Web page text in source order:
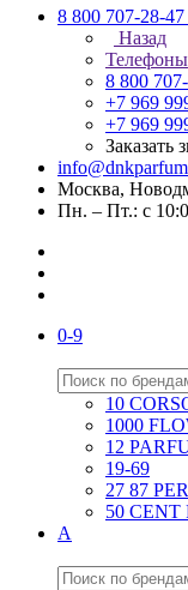
8 800 707-28-47
Назад
Телефоны
8 800
+7 969
+7 969
Заказать
Москва,
Пн. – Пт.: с
0-9
10
1000
12
19-69
27 87
50 CENT
A